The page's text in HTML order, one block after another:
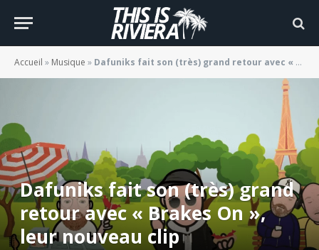
Accueil » Musique » Dafuniks fait son (très) grand retour avec « Brakes On », leur nouveau clip
Dafuniks fait son (très) grand
retour avec « Brakes On »,
leur nouveau clip